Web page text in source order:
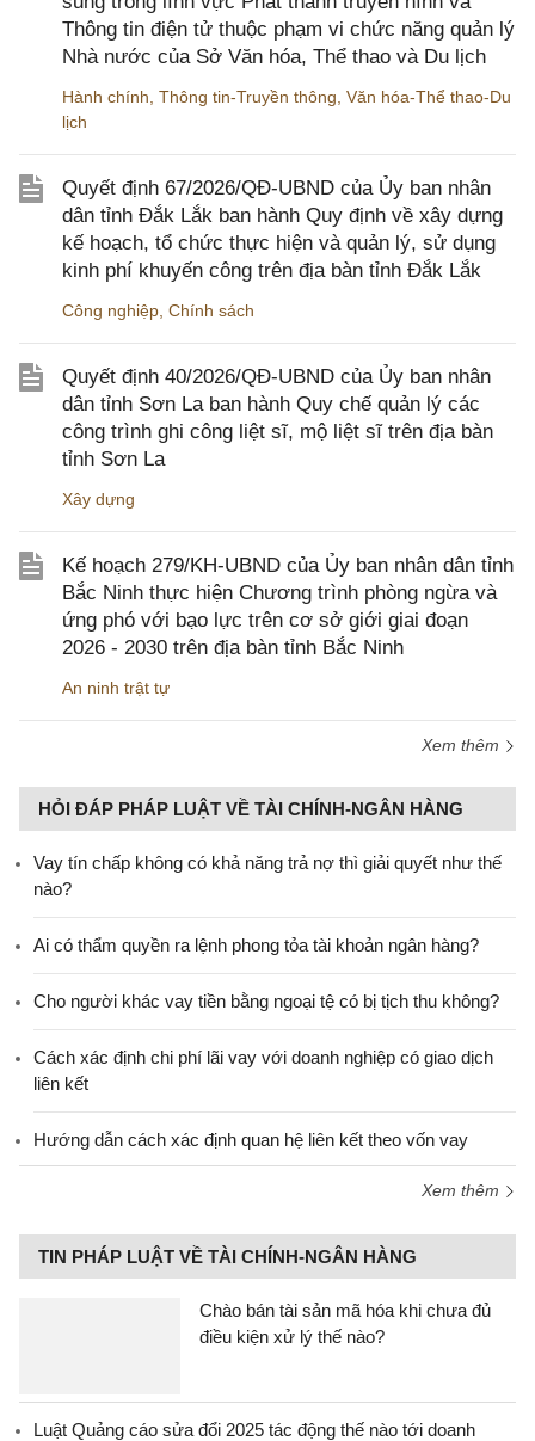
Thông tin điện tử thuộc phạm vi chức năng quản lý
Nhà nước của Sở Văn hóa, Thể thao và Du lịch
Hành chính Thông tin-Truyền thông Văn hóa-Thể thao-Du
lịch
Quyết định 67/2026/QĐ-UBND của Ủy ban nhân
dân tỉnh Đắk Lắk ban hành Quy định về xây dựng
kế hoạch, tổ chức thực hiện và quản lý, sử dụng
kinh phí khuyến công trên địa bàn tỉnh Đắk Lắk
Công nghiệp Chính sách
Quyết định 40/2026/QĐ-UBND của Ủy ban nhân
dân tỉnh Sơn La ban hành Quy chế quản lý các
công trình ghi công liệt sĩ, mộ liệt sĩ trên địa bàn
tỉnh Sơn La
Xây dựng
Kế hoạch 279/KH-UBND của Ủy ban nhân dân tỉnh
Bắc Ninh thực hiện Chương trình phòng ngừa và
ứng phó với bạo lực trên cơ sở giới giai đoạn
2026 - 2030 trên địa bàn tỉnh Bắc Ninh
An ninh trật tự
Xem thêm
HỎI ĐÁP PHÁP LUẬT VỀ TÀI CHÍNH-NGÂN HÀNG
Vay tín chấp không có khả năng trả nợ thì giải quyết như thế
nào?
Ai có thẩm quyền ra lệnh phong tỏa tài khoản ngân hàng?
Cho người khác vay tiền bằng ngoại tệ có bị tịch thu không?
Cách xác định chi phí lãi vay với doanh nghiệp có giao dịch
liên kết
Hướng dẫn cách xác định quan hệ liên kết theo vốn vay
Xem thêm
TIN PHÁP LUẬT VỀ TÀI CHÍNH-NGÂN HÀNG
Chào bán tài sản mã hóa khi chưa đủ
điều kiện xử lý thế nào?
Luật Quảng cáo sửa đổi 2025 tác động thế nào tới doanh